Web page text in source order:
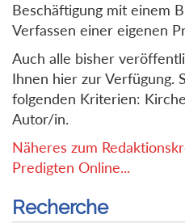
Beschäftigung mit einem
Verfassen einer eigenen
Auch alle bisher
Ihnen hier zur Verfügung.
folgenden Kriterien:
Autor/in.
Näheres zum
Predigten Online...
Recherche